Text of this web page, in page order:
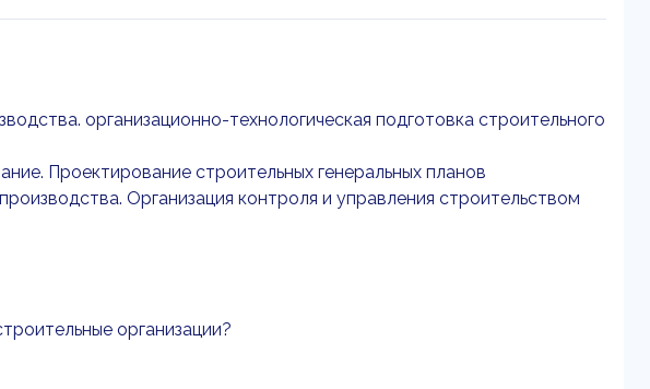
организационно-технологическая подготовка строительного
Проектирование строительных генеральных планов
Организация контроля и управления строительством
организации?